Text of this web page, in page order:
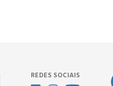
REDES SOCIAIS